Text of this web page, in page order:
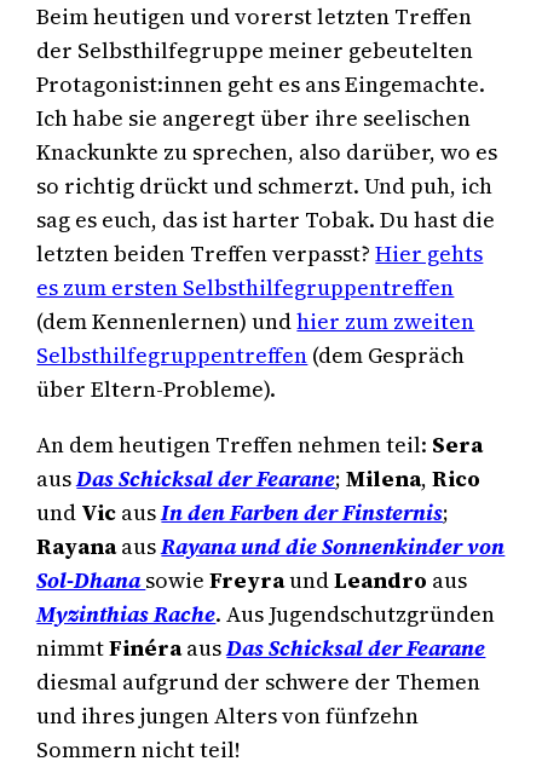
Beim heutigen und vorerst letzten Treffen
der Selbsthilfegruppe meiner gebeutelten
Protagonist:innen geht es ans Eingemachte.
Ich habe sie angeregt über ihre seelischen
Knackunkte zu sprechen, also darüber, wo es
so richtig drückt und schmerzt. Und puh, ich
sag es euch, das ist harter Tobak. Du hast die
letzten beiden Treffen verpasst?Hier gehts
es zum ersten Selbsthilfegruppentreffen
(dem Kennenlernen) undhier zum zweiten
Selbsthilfegruppentreffen (dem Gespräch
über Eltern-Probleme).
An dem heutigen Treffen nehmen teil: Sera
ausDas Schicksal der Fearane;Milena,Rico
und Vic ausIn den Farben der Finsternis;
RayanaausRayana und die Sonnenkinder von
Sol-DhanasowieFreyraundLeandro aus
Myzinthias Rache. Aus Jugendschutzgründen
nimmtFinéraausDas Schicksal der Fearane
diesmal aufgrund der schwere der Themen
und ihres jungen Alters von fünfzehn
Sommern nicht teil!